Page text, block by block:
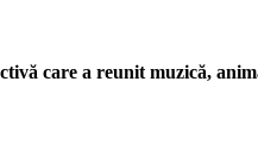
care a reunit muzică,